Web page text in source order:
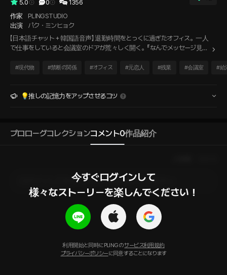
5.0
0 1356
作家
PLINGSTUDIO
出演
パク・ミンヒョク
【日本語チャット＋韓国語音声】 退勤時間をとっくに過ぎたオフィス。一人
で仕事をしていると会議室のドアが荒々しく開く。『なんでメッセージ見な
ーム長で——既婚男性だ。二人とも分かっている。こうしてはいけないこ
#現代物 #禁断の関係 #オフィス #元恋人 #残業 #会議室 #給
💡推しの記憶力をアップさせるコツ
プロローグコレクションコメント0作品紹介
今すぐログインして
様々なストーリーを楽しんでください！
利用開始と同時にPLINGのサービス利用規約
プライバシーポリシーに同意することになります
ログインしてからコメントを作成してください